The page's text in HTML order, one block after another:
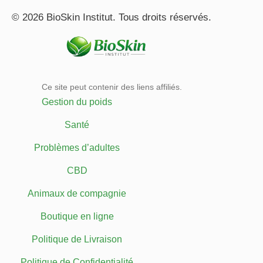
© 2026 BioSkin Institut. Tous droits réservés.
Ce site peut contenir des liens affiliés.
Gestion du poids
Santé
Problèmes d’adultes
CBD
Animaux de compagnie
Boutique en ligne
Politique de Livraison